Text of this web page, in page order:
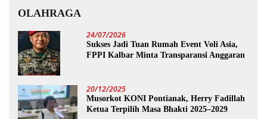
OLAHRAGA
24/07/2026
Sukses Jadi Tuan Rumah Event Voli Asia,
FPPI Kalbar Minta Transparansi Anggaran
20/12/2025
Musorkot KONI Pontianak, Herry Fadillah
Ketua Terpilih Masa Bhakti 2025–2029